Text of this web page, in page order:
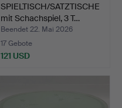
SPIELTISCH/SATZTISCHE
mit Schachspiel, 3 T…
Beendet 22. Mai 2026
17 Gebote
121 USD